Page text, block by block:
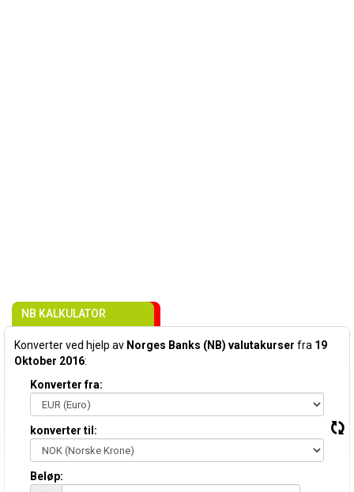
NB KALKULATOR
Konverter ved hjelp av Norges Banks (NB) valutakurser fra 19
Oktober 2016:
Konverter fra:
konverter til:
Beløp: